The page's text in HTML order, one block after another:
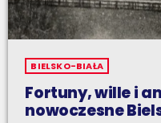
BIELSKO-BIAŁA
Fortuny, wille i
nowoczesne